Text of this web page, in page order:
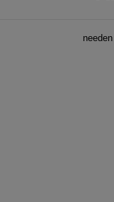
needen